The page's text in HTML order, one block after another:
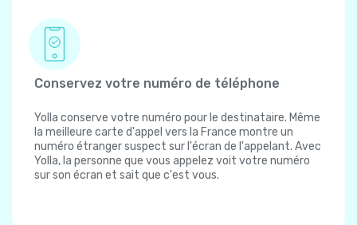
Conservez votre numéro de téléphone
Yolla conserve votre numéro pour le destinataire. Même
la meilleure carte d'appel vers la France montre un
numéro étranger suspect sur l'écran de l'appelant. Avec
Yolla, la personne que vous appelez voit votre numéro
sur son écran et sait que c'est vous.